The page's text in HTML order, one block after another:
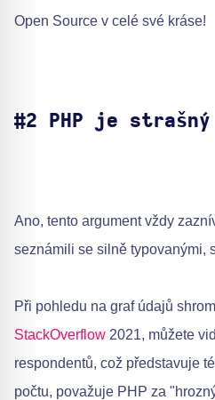
Open Source v celé své kráse!
#2 PHP je strašný
Ano, tento argument vždy
seznámili se silně typovanými,
Při pohledu na graf údajů
StackOverflow 2021, můžete
respondentů, což představuje
počtu, považuje PHP za